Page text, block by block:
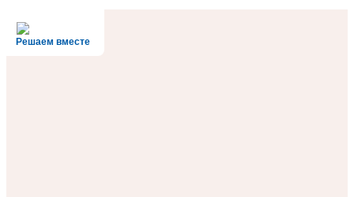
Решаем вместе